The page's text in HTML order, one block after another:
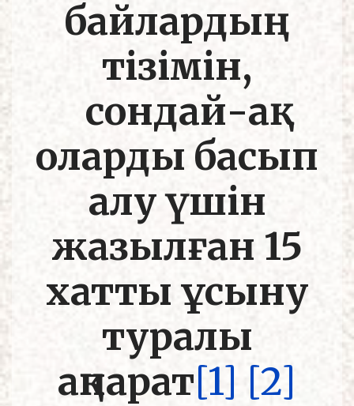
байлардың
тізімін,
сондай-ақ
оларды басып
алу үшін
жазылған 15
хатты ұсыну
туралы
ақпарат[1] [2]